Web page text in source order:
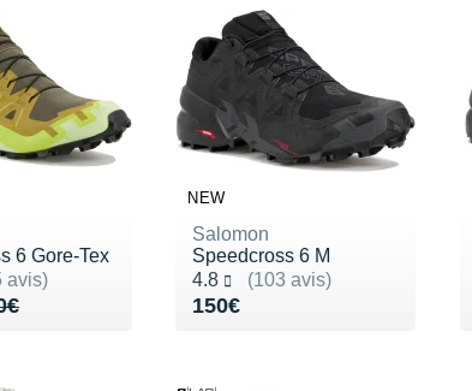
6 Gore-Tex
avis)
5
170€
NEW
Salomon
Speedcross 6 M
4.8
(103 avis)
Noté 4.8 sur 5
150€
Vendu 150€